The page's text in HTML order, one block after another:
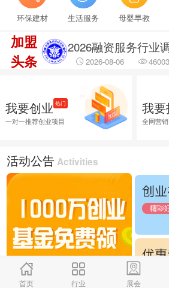
首页 行业 展会
环保建材 生活服务 母婴早教
加盟
头条
2026-08-06
2026-08-06 46003
2026-08-06
我要创业 热门
一对一推荐创业项目
我
全网营
活动公告 Activities